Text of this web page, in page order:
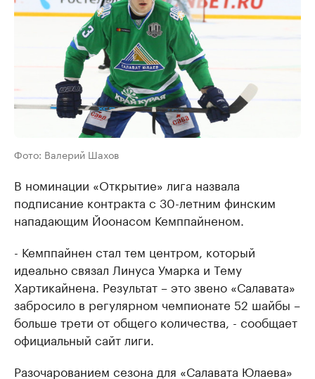
Фото: Валерий Шахов
В номинации «Открытие» лига назвала
подписание контракта с 30-летним финским
нападающим Йоонасом Кемппайненом.
- Кемппайнен стал тем центром, который
идеально связал Линуса Умарка и Тему
Хартикайнена. Результат – это звено «Салавата»
забросило в регулярном чемпионате 52 шайбы –
больше трети от общего количества, - сообщает
официальный сайт лиги.
Разочарованием сезона для «Салавата Юлаева»